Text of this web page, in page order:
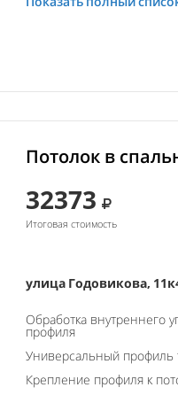
Потолок в
32373
Итоговая стоимость
улица Годовикова,
Обработка внутреннего
профиля
Универсальный профиль
Крепление профиля к